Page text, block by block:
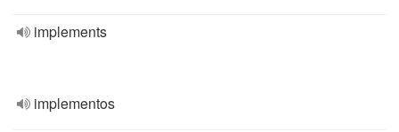
implements
implementos